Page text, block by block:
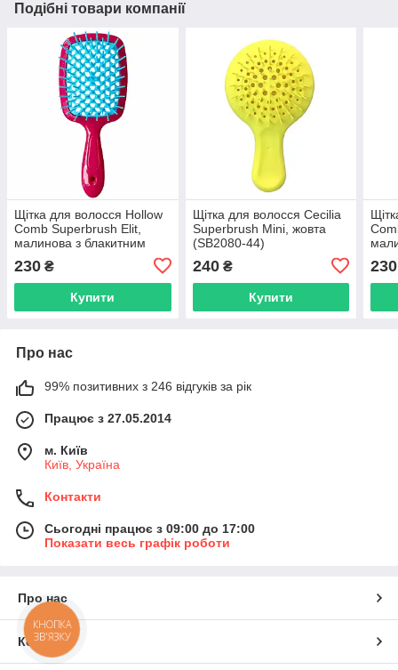
Подібні товари компанії
Щітка для волосся Hollow
Comb Superbrush Elit,
малинова з блакитним
230 ₴
Купити
Щітка для волосся Cecilia
Superbrush Mini, жовта
(SB2080-44)
240₴
Купити
230
Про нас
99% позитивних з 246 відгуків за рік
Працює з 27.05.2014
м. Київ
Київ, Україна
Контакти
Сьогодні працює з 09:00 до 17:00
Показати весь графік роботи
Про нас
Контакти
КНОПКА
ЗВ'ЯЗКУ